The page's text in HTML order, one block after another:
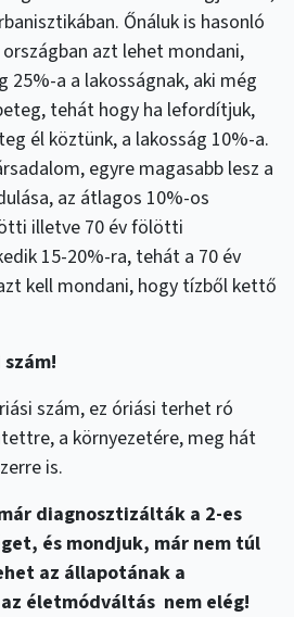
Őnáluk is hasonló
azt lehet mondani,
25%-a a lakosságnak, aki még
tehát hogy ha lefordítjuk,
él köztünk, a lakosság 10%-a.
egyre magasabb lesz a
az átlagos 10%-os
illetve 70 év fölötti
15-20%-ra, tehát a 70 év
kell mondani, hogy tízből kettő
szám, ez óriási terhet ró
a környezetére, meg hát
is.
diagnosztizálták a 2-es
és mondjuk, már nem túl
az állapotának a
életmódváltás nem elég!